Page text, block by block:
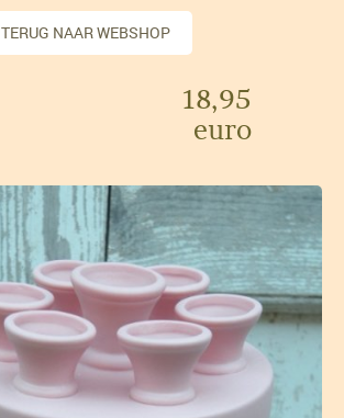
TERUG NAAR WEBSHOP
18,95
euro